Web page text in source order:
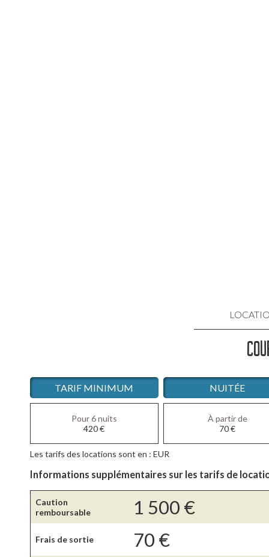
TARIF MINIMUM NUITÉE
Pour 6 nuits
420 €
À partir de
70 €
Les tarifs des locations sont en : EUR
Informations supplémentaires sur les tarifs de
Caution
remboursable
1 500 €
Frais de sortie 70 €